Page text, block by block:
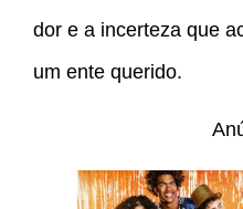
dor e a incerteza que
um ente querido.